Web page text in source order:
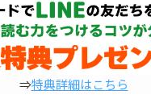
⇒特典詳細はこちら